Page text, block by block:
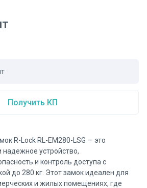
Получить КП
R-Lock RL-EM280-LSG — это
устройство,
и контроль доступа с
до 280 кг. Этот замок идеален для
и жилых помещениях, где